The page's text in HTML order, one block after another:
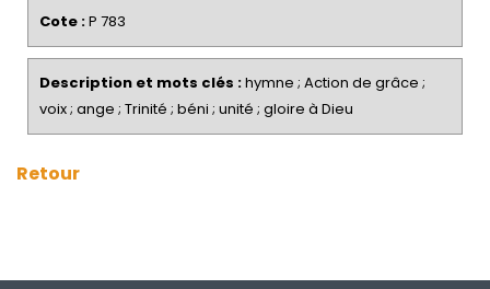
Cote :P 783
Description et mots clés :hymne ; Action de grâce ;
voix ; ange ; Trinité ; béni ; unité ; gloire à Dieu
Retour